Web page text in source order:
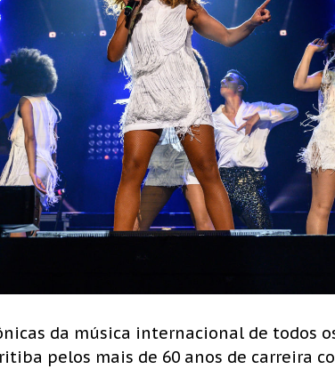
da música internacional de todos
pelos mais de 60 anos de carreira